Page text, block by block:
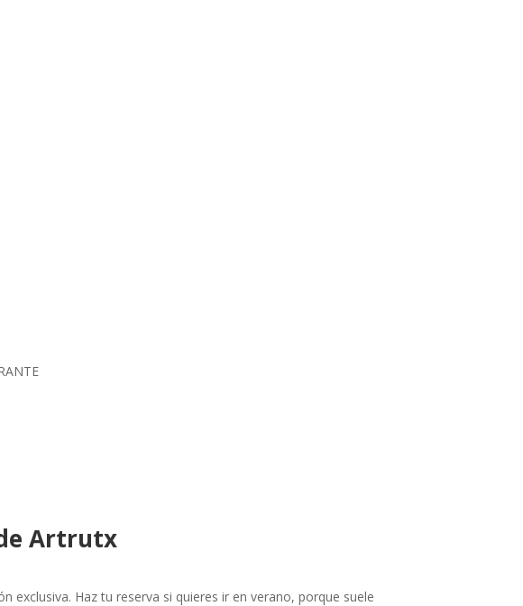
Artrutx
exclusiva. Haz tu reserva si quieres ir en verano, porque suele